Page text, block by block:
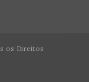
os Direitos